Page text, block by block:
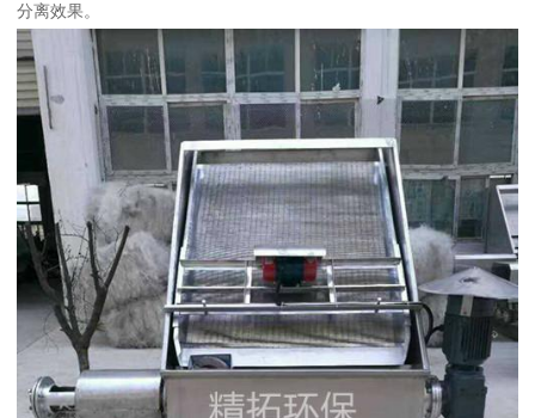
分离效果。